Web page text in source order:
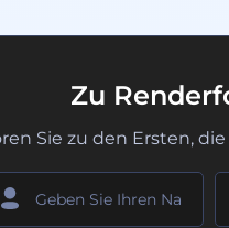
Zu
Sie zu den Ersten,